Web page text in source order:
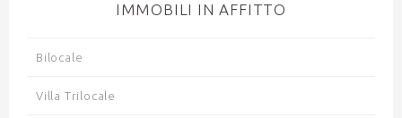
IMMOBILI IN AFFITTO
Bilocale
Villa Trilocale